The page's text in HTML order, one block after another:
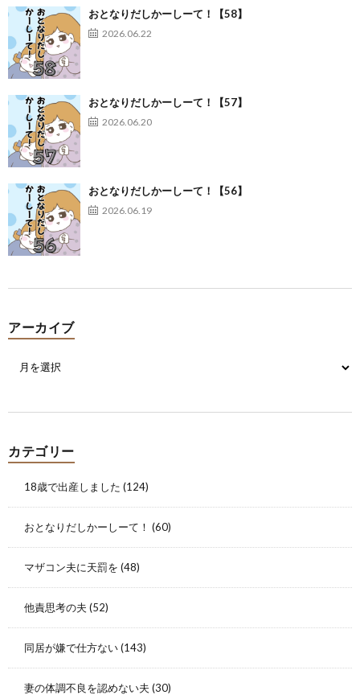
おとなりだしかーしーて！【58】
2026.06.22
おとなりだしかーしーて！【57】
2026.06.20
おとなりだしかーしーて！【56】
2026.06.19
アーカイブ
カテゴリー
18歳で出産しました (124)
おとなりだしかーしーて！ (60)
マザコン夫に天罰を (48)
他責思考の夫 (52)
同居が嫌で仕方ない(143)
妻の体調不良を認めない夫 (30)